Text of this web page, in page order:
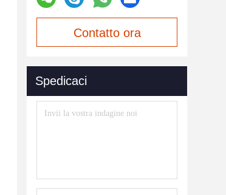
Contatto ora
Spedicaci